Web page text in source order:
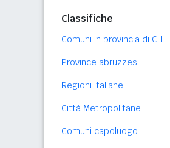
Classifiche
Comuni in provincia di CH
Province abruzzesi
Regioni italiane
Città Metropolitane
Comuni capoluogo